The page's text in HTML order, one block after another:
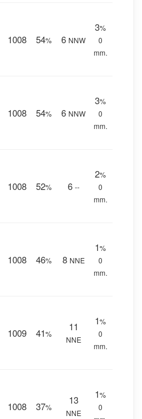
1008 54% 6 NNW
3%
0
mm.
1008 54% 6 NNW
3%
0
mm.
1008 52% 6 --
2%
0
mm.
1008 46% 8 NNE
1%
0
mm.
1009 41%
11
NNE
1%
0
mm.
1008 37%
13
NNE
1%
0